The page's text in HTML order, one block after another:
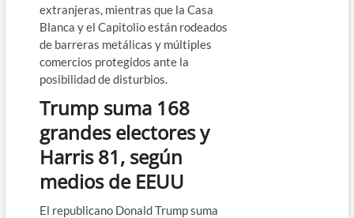
extranjeras, mientras que la Casa
Blanca y el Capitolio están rodeados
de barreras metálicas y múltiples
comercios protegidos ante la
posibilidad de disturbios.
Trump suma 168
grandes electores y
Harris 81, según
medios de EEUU
El republicano Donald Trump suma